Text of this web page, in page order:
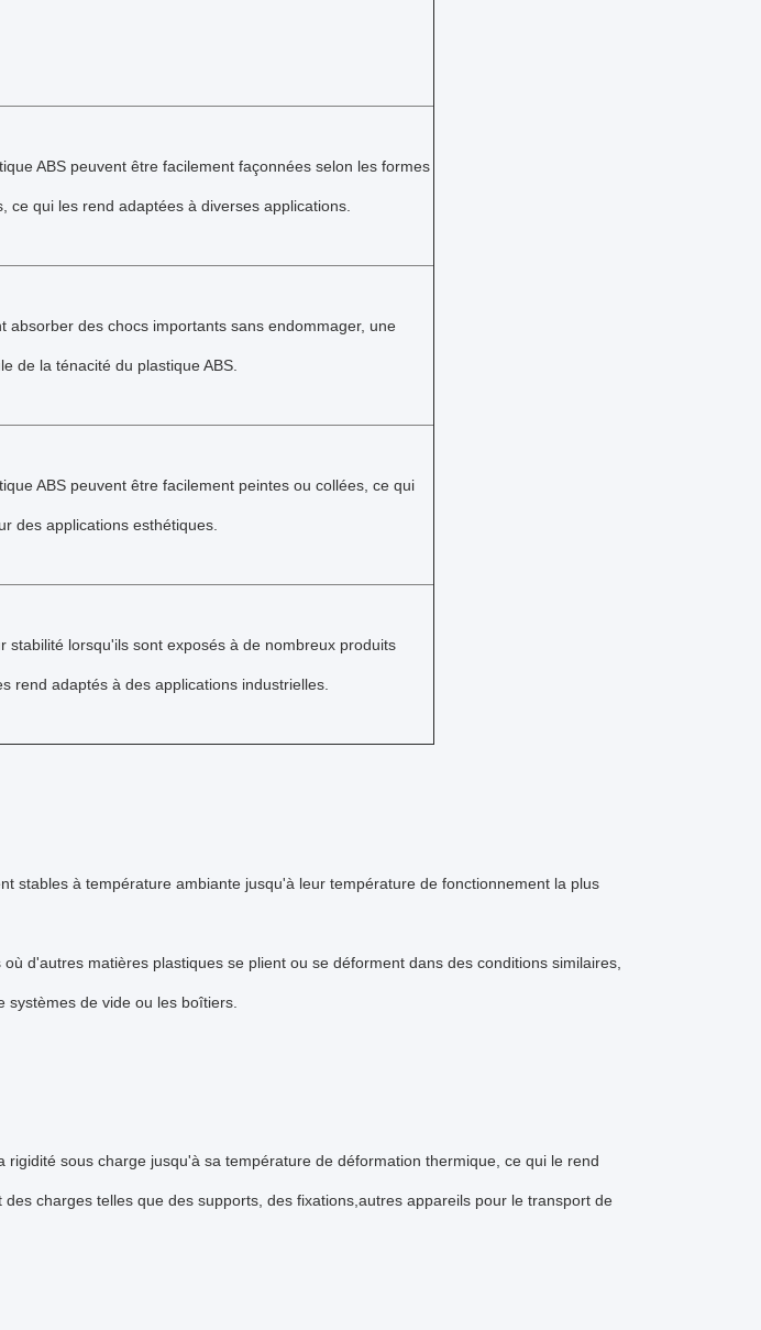
ABS peuvent être facilement façonnées selon les formes
ce qui les rend adaptées à diverses applications.
absorber des chocs importants sans endommager, une
de la ténacité du plastique ABS.
ABS peuvent être facilement peintes ou collées, ce qui
des applications esthétiques.
stabilité lorsqu'ils sont exposés à de nombreux produits
rend adaptés à des applications industrielles.
stables à température ambiante jusqu'à leur température de fonctionnement la plus
d'autres matières plastiques se plient ou se déforment dans des conditions similaires,
de vide ou les boîtiers.
rigidité sous charge jusqu'à sa température de déformation thermique, ce qui le rend
charges telles que des supports, des fixations,autres appareils pour le transport de